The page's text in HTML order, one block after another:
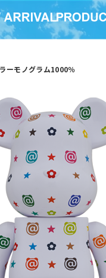
ーモノグラム1000％